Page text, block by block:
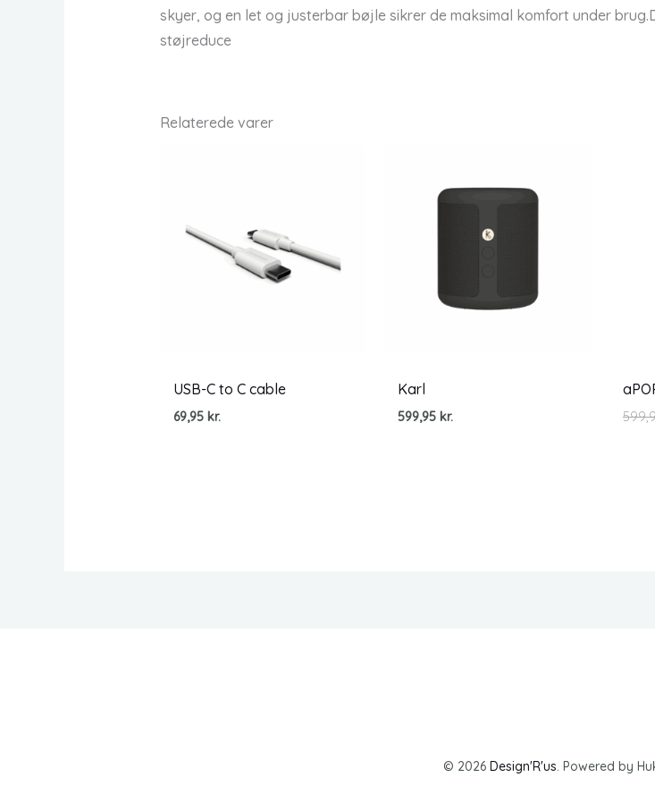
skyer, og en let og justerbar bøjle sikrer de maksimal komfort under
støjreduce
Relaterede varer
USB-C to C cable
69,95 kr.
Karl
599,95 kr.
© 2026 Design'R'us. Powered by